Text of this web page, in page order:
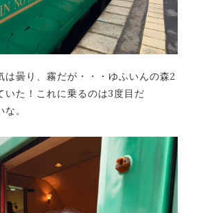
は曇り、霧だが・・・ゆふいんの森2
いた！これに乗るのは3度目だ
。